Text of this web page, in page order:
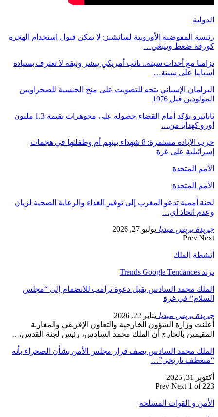
الدولية
رئيسة المفوضية الأوروبية لسانشيز: لا يمكن قبول استخدام الهجرة
كورقة ضغط وينبغي…
تزامنا مع أحداث سبتة.. نائب أمريكي ينشر وثيقة لا تعترف بسيادة
اسبانيا على سبتة…
البرلمان الإسباني يتجه للتصويت على منح الجنسية للصحراويين
المولودين قبل 1976
ثاباتيرو يؤكد أمام القضاء حصوله على مجوهرات بقيمة 1.3 مليون
أورو كهدايا من…
حرب الإبادة مستمرة: 8 شهداء بينهم أم وطفلتها في هجمات
إسرائيلية على غزة
الأمم المتحدة
الأمم المتحدة
لجنة أممية تدعو المغرب إلى توفير الغذاء والرعاية الصحية لزيان
وعدم اتخاذ أي…
جريدة بريس ميديا يوليو 27, 2026
Prev Next
أنشطة الملك
ترند Trends Google Tendances
الملك محمد السادس يقبل دعوة ترامب للانضمام إلى “مجلس
السلام” في غزة
جريدة بريس ميديا يناير 22, 2026
أعلنت وزارة الشؤون الخارجية والتعاون الإفريقي والمغاربة
المقيمين بالخارج أن الملك محمد السادس، رئيس لجنة القدس،…
الملك محمد السادس يصف قرار مجلس الأمن بشأن الصحراء بأنه
“منعطف تاريخي”…
أكتوبر 31, 2025
Prev Next 1 of 223
الأمن و القوات المسلحة